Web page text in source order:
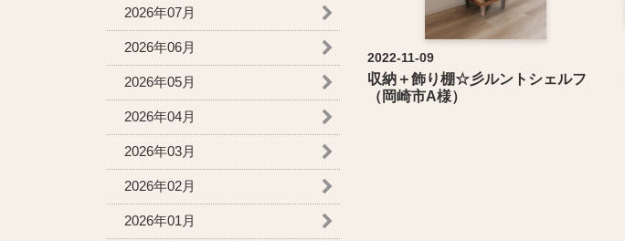
2026年07月
2026年06月
2026年05月
2026年04月
2026年03月
2026年02月
2026年01月
2022-11-09
収納＋飾り棚☆彡ルントシェルフ
（岡崎市A様）